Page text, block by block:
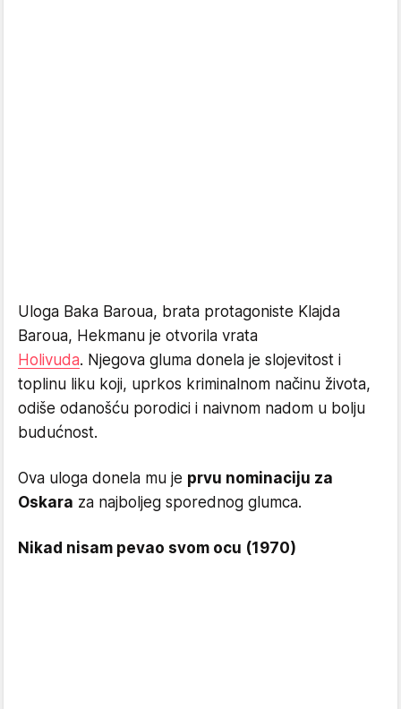
Uloga Baka Baroua, brata protagoniste Klajda
Baroua, Hekmanu je otvorila vrata
Holivuda. Njegova gluma donela je slojevitost i
toplinu liku koji, uprkos kriminalnom načinu života,
odiše odanošću porodici i naivnom nadom u bolju
budućnost.
Ova uloga donela mu je prvu nominaciju za
Oskara za najboljeg sporednog glumca.
Nikad nisam pevao svom ocu (1970)